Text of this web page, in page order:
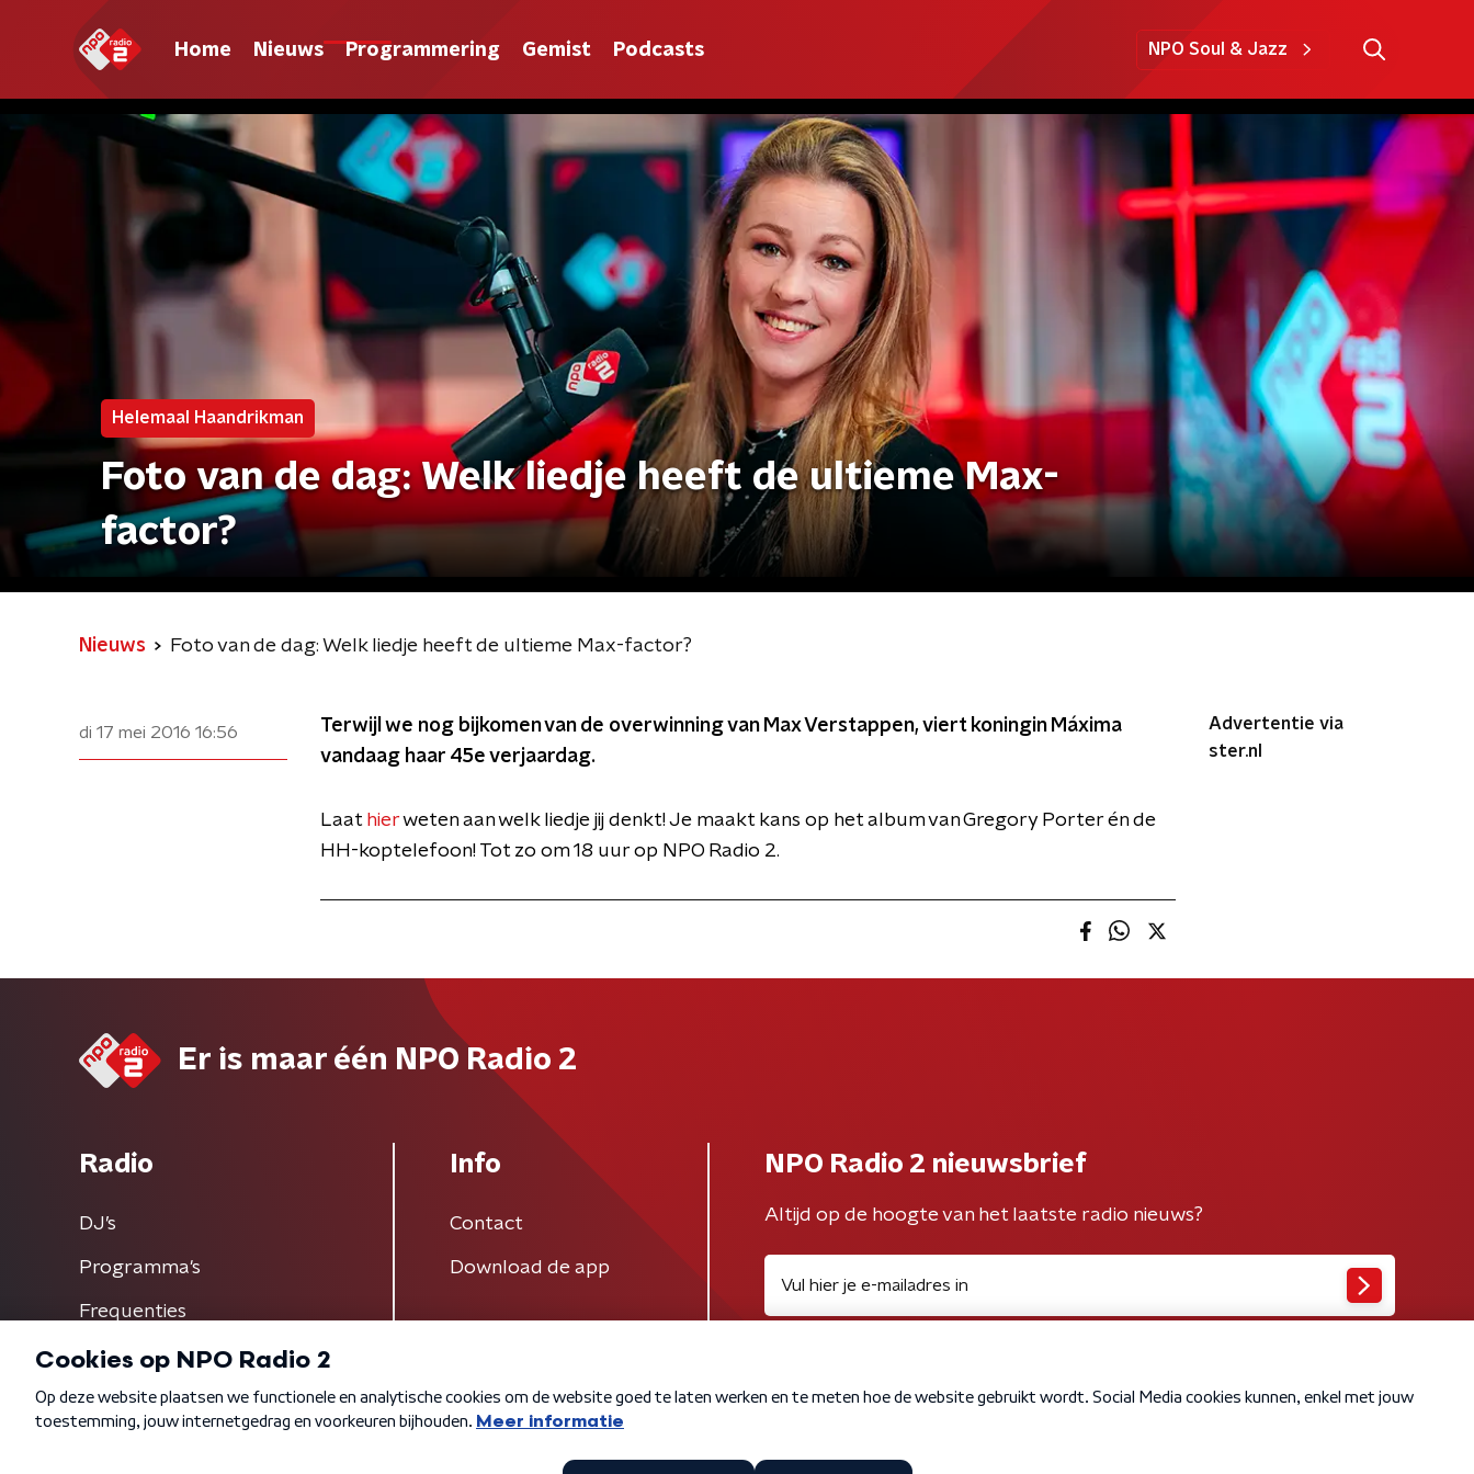
Home Nieuws Programmering Gemist Podcasts NPO Soul & Jazz
Helemaal Haandrikman
Foto van de dag: Welk liedje heeft de ultieme Max-
factor?
Nieuws Foto van de dag: Welk liedje heeft de ultieme Max-factor?
di 17 mei 2016 16:56
Terwijl we nog bijkomen van de overwinning van Max Verstappen, viert koningin Máxima
vandaag haar 45e verjaardag.
Laat hierweten aan welk liedje jij denkt! Je maakt kans op het album van Gregory Porter én de
HH-koptelefoon! Tot zo om 18 uur op NPO Radio 2.
Advertentie via
ster.nl
Er is maar één NPO Radio 2
Radio
DJ’s
Programma's
Frequenties
Info
Contact
Download de app
NPO Radio 2 nieuwsbrief
Altijd op de hoogte van het laatste radio nieuws?
Algemene voorwaarden Privacybeleid